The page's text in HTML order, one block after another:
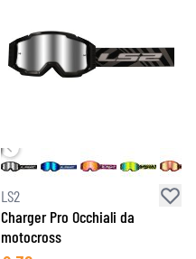
LS2
Charger Pro Occhiali da
motocross